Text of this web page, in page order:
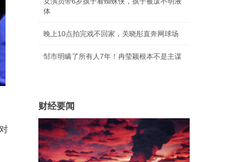
体
晚上10点拍完戏不回家，关晓彤直奔网球场
邹市明瞒了所有人7年！冉莹颖根本不是主谋
财经要闻